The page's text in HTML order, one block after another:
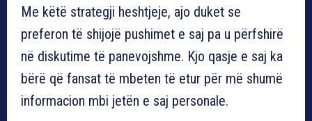
Me këtë strategji heshtjeje, ajo duket se
preferon të shijojë pushimet e saj pa u përfshirë
në diskutime të panevojshme. Kjo qasje e saj ka
bërë që fansat të mbeten të etur për më shumë
informacion mbi jetën e saj personale.